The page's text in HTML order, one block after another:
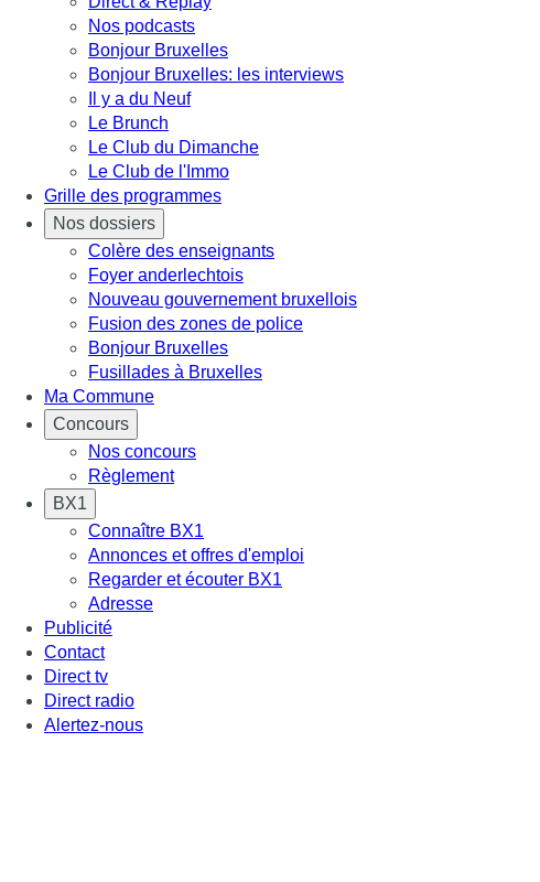
Nos podcasts
Bonjour Bruxelles
Bonjour Bruxelles: les interviews
Il y a du Neuf
Le Brunch
Le Club du Dimanche
Le Club de l'Immo
Grille des programmes
Nos dossiers
Colère des enseignants
Foyer anderlechtois
Nouveau gouvernement bruxellois
Fusion des zones de police
Bonjour Bruxelles
Fusillades à Bruxelles
Ma Commune
Concours
Nos concours
Règlement
BX1
Connaître BX1
Annonces et offres d'emploi
Regarder et écouter BX1
Adresse
Publicité
Contact
Direct tv
Direct radio
Alertez-nous